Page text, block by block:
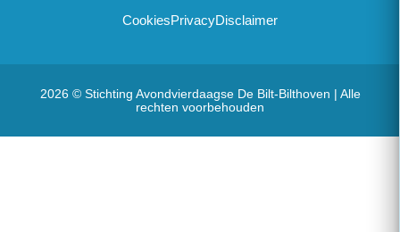
CookiesPrivacyDisclaimer
2026 © Stichting Avondvierdaagse De Bilt-Bilthoven | Alle
rechten voorbehouden